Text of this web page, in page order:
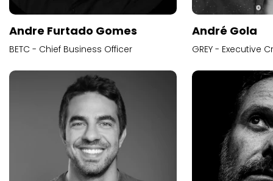
Andre Furtado Gomes
BETC - Chief Business Officer
André Gola
GREY - Executive